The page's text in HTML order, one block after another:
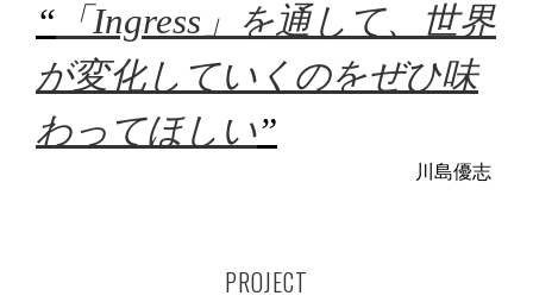
“ 「Ingress」を通して、世界
が変化していくのをぜひ味
わってほしい”
川島優志
PROJECT